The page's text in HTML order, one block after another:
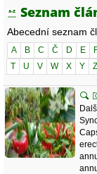
Seznam
Abecední seznam
A B C Č D E
T
U V W X Y Z